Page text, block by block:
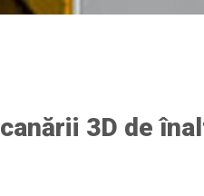
Tehnice
şi
3D de